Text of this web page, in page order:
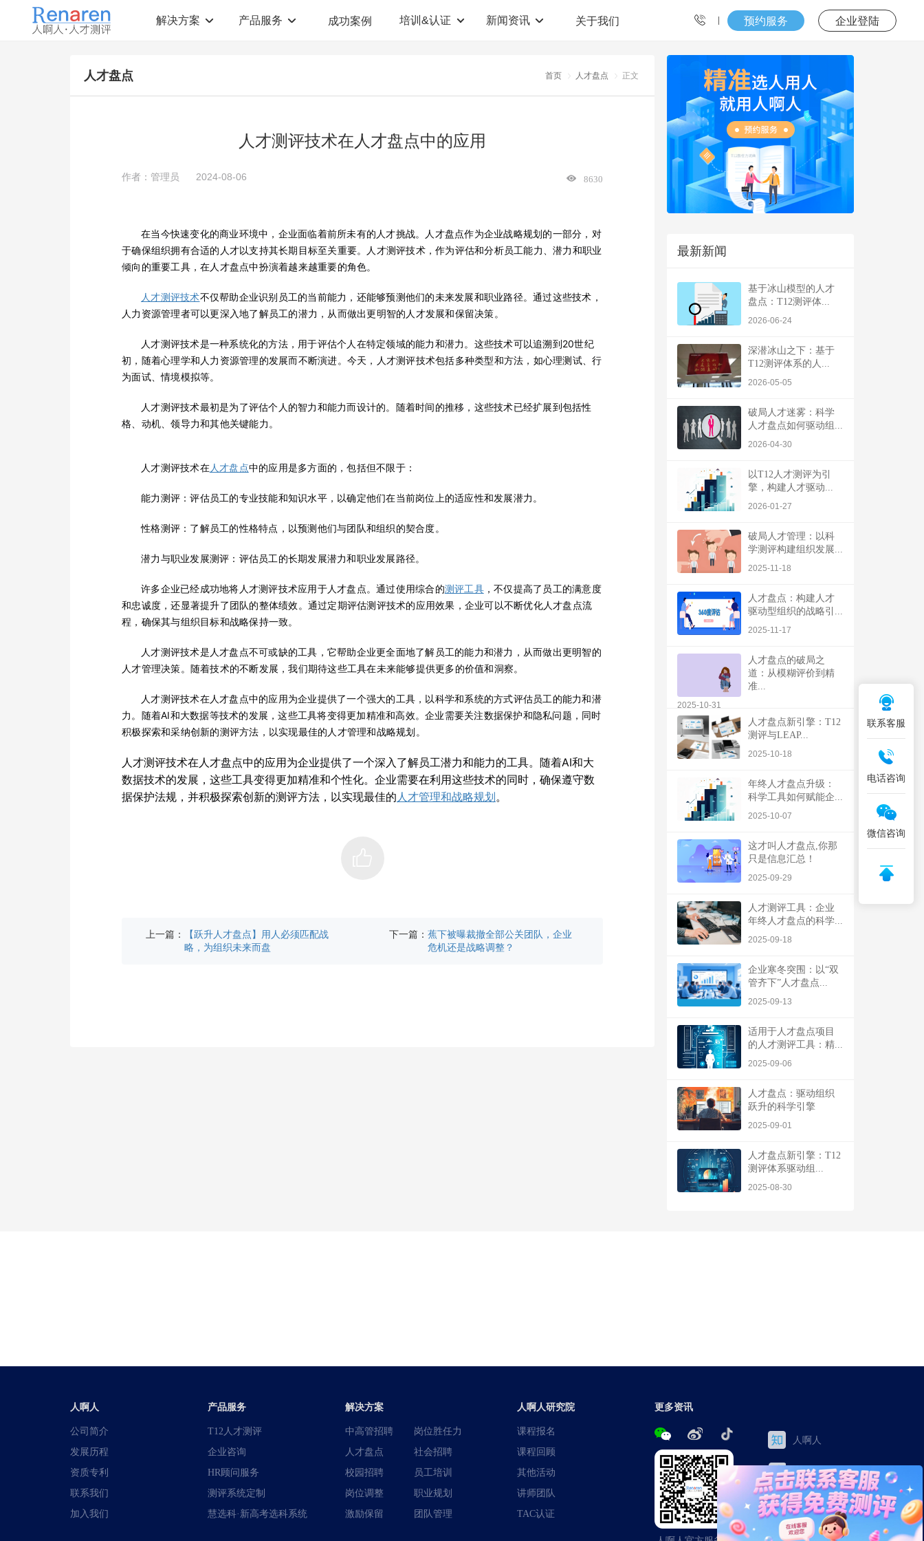
解决方案
测评解决方案
员工生涯规划 360°在线评估
企业管理咨询
产品服务
人才测评产品
青年干部能力测评
人才测评工具 AI招聘测评工具
人啊人测评云系统
成功案例 培训&认证 新闻资讯 关于我们 预约服务 企业登陆
人才盘点 首页 人才盘点 正文
人才测评技术在人才盘点中的应用
作者：管理员 2024-08-06 8630
在当今快速变化的商业环境中，企业面临着前所未有的人才挑战。人才盘点作为企业战略规划的一部分，对
于确保组织拥有合适的人才以支持其长期目标至关重要。人才测评技术，作为评估和分析员工能力、潜力和职业
倾向的重要工具，在人才盘点中扮演着越来越重要的角色。
人才测评技术不仅帮助企业识别员工的当前能力，还能够预测他们的未来发展和职业路径。通过这些技术，
人力资源管理者可以更深入地了解员工的潜力，从而做出更明智的人才发展和保留决策。
人才测评技术是一种系统化的方法，用于评估个人在特定领域的能力和潜力。这些技术可以追溯到20世纪
初，随着心理学和人力资源管理的发展而不断演进。今天，人才测评技术包括多种类型和方法，如心理测试、行
为面试、情境模拟等。
人才测评技术最初是为了评估个人的智力和能力而设计的。随着时间的推移，这些技术已经扩展到包括性
格、动机、领导力和其他关键能力。
人才测评技术在人才盘点中的应用是多方面的，包括但不限于：
能力测评 ：评估员工的专业技能和知识水平，以确定他们在当前岗位上的适应性和发展潜力。
性格测评 ：了解员工的性格特点，以预测他们与团队和组织的契合度。
潜力与职业发展测评 ：评估员工的长期发展潜力和职业发展路径。
许多企业已经成功地将人才测评技术应用于人才盘点。通过使用综合的测评工具，不仅提高了员工的满意度
和忠诚度，还显著提升了团队的整体绩效。 通过定期评估测评技术的应用效果，企业可以不断优化人才盘点流
程，确保其与组织目标和战略保持一致。
人才测评技术是人才盘点不可或缺的工具，它帮助企业更全面地了解员工的能力和潜力，从而做出更明智的
人才管理决策。随着技术的不断发展，我们期待这些工具在未来能够提供更多的价值和洞察。
人才测评技术在人才盘点中的应用为企业提供了一个强大的工具，以科学和系统的方式评估员工的能力和潜
力。随着AI和大数据等技术的发展，这些工具将变得更加精准和高效。企业需要关注数据保护和隐私问题，同时
积极探索和采纳创新的测评方法，以实现最佳的人才管理和战略规划。
人才测评技术在人才盘点中的应用为企业提供了一个深入了解员工潜力和能力的工具。随着AI和大
数据技术的发展，这些工具变得更加精准和个性化。企业需要在利用这些技术的同时，确保遵守数
据保护法规，并积极探索创新的测评方法，以实现最佳的 人才管理和战略规划 。
上一篇：
【跃升人才盘点】用人必须匹配战
略，为组织未来而盘
下一篇： 蕉下被曝裁撤全部公关团队，企业
危机还是战略调整？
最新新闻
基于冰山模型的人才
盘点：T12测评体...
2026-06-24
深潜冰山之下：基于
T12测评体系的人...
2026-05-05
破局人才迷雾：科学
人才盘点如何驱动组...
2026-04-30
以T12人才测评为引
擎，构建人才驱动...
2026-01-27
破局人才管理：以科
学测评构建组织发展...
2025-11-18
人才盘点：构建人才
驱动型组织的战略引...
2025-11-17
人才盘点的破局之
道：从模糊评价到精
准...
2025-10-31
人才盘点新引擎：T12
测评与LEAP...
2025-10-18
年终人才盘点升级：
科学工具如何赋能企...
2025-10-07
这才叫人才盘点,你那
只是信息汇总！
2025-09-29
人才测评工具：企业
年终人才盘点的科学...
2025-09-18
企业寒冬突围：以“双
管齐下”人才盘点...
2025-09-13
适用于人才盘点项目
的人才测评工具：精...
2025-09-06
人才盘点：驱动组织
跃升的科学引擎
2025-09-01
人才盘点新引擎：T12
测评体系驱动组...
2025-08-30
人啊人
公司简介
发展历程
资质专利
联系我们
加入我们
产品服务
T12人才测评
企业咨询
HR顾问服务
测评系统定制
慧选科·新高考选科系统
解决方案
中高管招聘 岗位胜任力
人才盘点 社会招聘
校园招聘 员工培训
岗位调整 职业规划
激励保留 团队管理
人啊人研究院
课程报名
课程回顾
其他活动
讲师团队
TAC认证
更多资讯
人啊人
三茅网
百家号
今日头条
联系客服
电话咨询
微信咨询